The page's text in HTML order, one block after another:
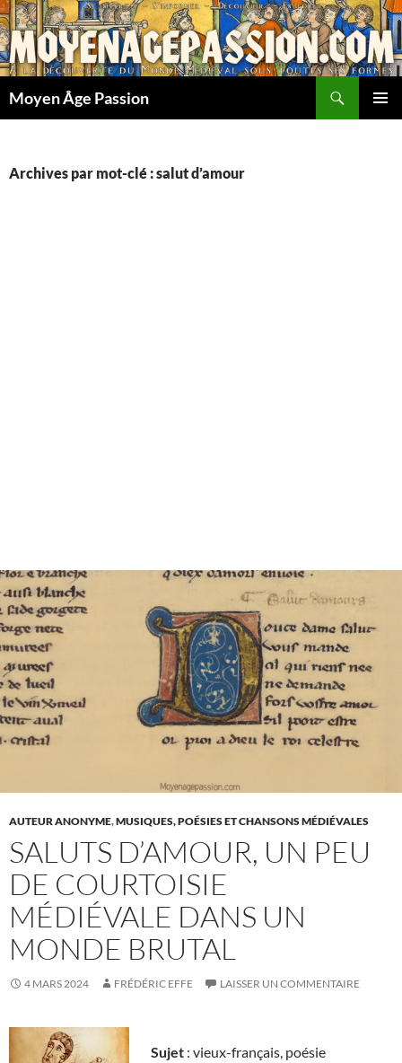
Aller
au
contenu
Moyen Âge Passion
Archives par mot-clé : salut d’amour
AUTEUR ANONYME,MUSIQUES, POÉSIES ET CHANSONS MÉDIÉVALES
SALUTS D’AMOUR, UN PEU
DE COURTOISIE
MÉDIÉVALE DANS UN
MONDE BRUTAL
4 MARS 2024 FRÉDÉRIC EFFE LAISSER UN COMMENTAIRE
Sujet : vieux-français, poésie